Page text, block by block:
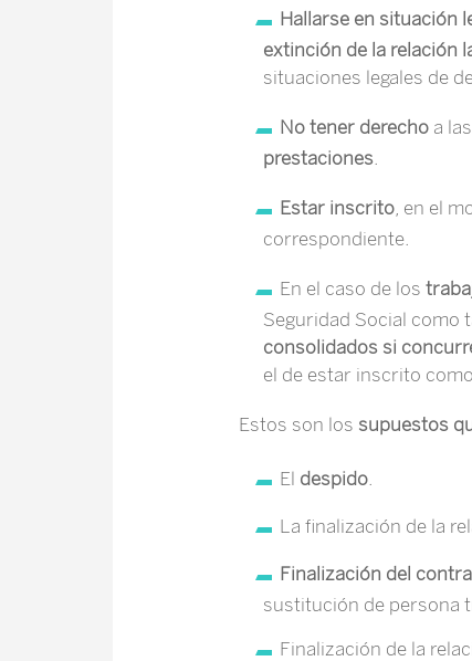
Hallarse en situación
extinción de la relación
situaciones legales de
No tener derechoa las
prestaciones.
Estar inscrito, en el
correspondiente.
En el caso de los
Seguridad Social como
consolidados si
el de estar inscrito
Estos son los supuestos
El despido.
La finalización de la
Finalización del
sustitución de persona
Finalización de la